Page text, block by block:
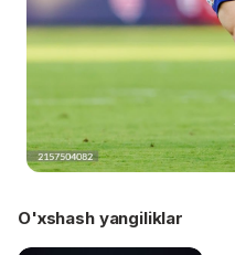
O'xshash yangiliklar